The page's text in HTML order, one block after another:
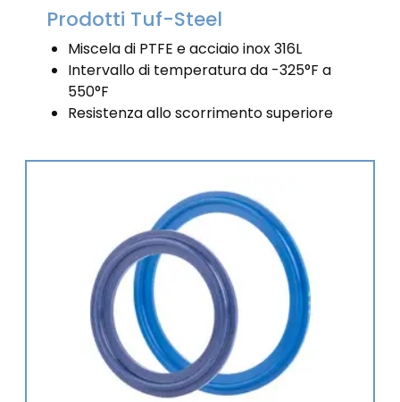
Prodotti Tuf-Steel
Miscela di PTFE e acciaio inox 316L
Intervallo di temperatura da -325°F a
550°F
Resistenza allo scorrimento superiore